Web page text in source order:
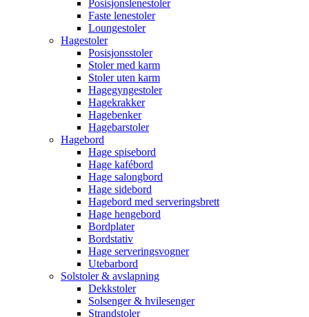
Posisjonslenestoler
Faste lenestoler
Loungestoler
Hagestoler
Posisjonsstoler
Stoler med karm
Stoler uten karm
Hagegyngestoler
Hagekrakker
Hagebenker
Hagebarstoler
Hagebord
Hage spisebord
Hage kafébord
Hage salongbord
Hage sidebord
Hagebord med serveringsbrett
Hage hengebord
Bordplater
Bordstativ
Hage serveringsvogner
Utebarbord
Solstoler & avslapning
Dekkstoler
Solsenger & hvilesenger
Strandstoler